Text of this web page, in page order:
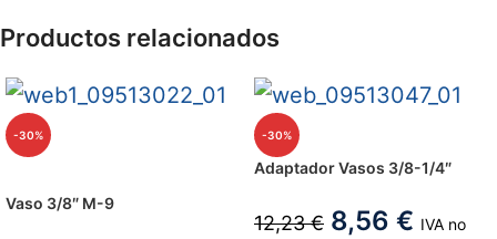
Productos relacionados
-30%
Vaso 3/8″ M-9
-30%
Adaptador Vasos 3/8-1/4″
12,23€ 8,56 € IVA no